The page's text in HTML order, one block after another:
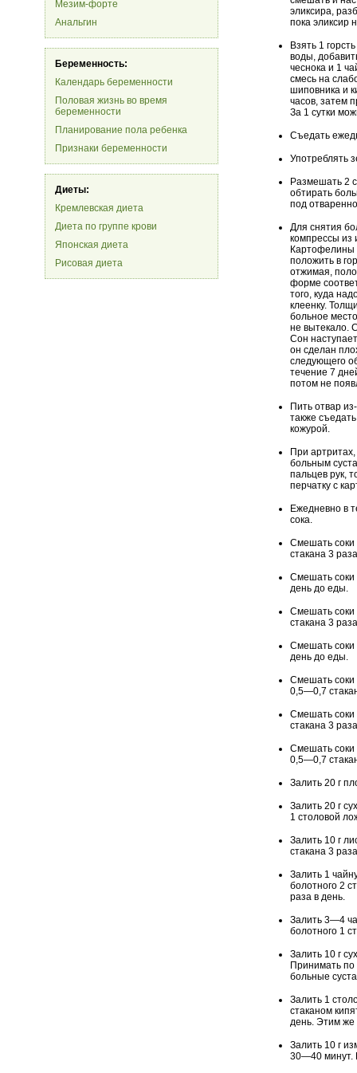
Мезим-форте
Анальгин
Беременность:
Календарь беременности
Половая жизнь во время
беременности
Планирование пола ребенка
Признаки беременности
Диеты:
Кремлевская диета
Диета по группе крови
Японская диета
Рисовая диета
эликсира,
пока эликсир
Взять 1
воды,
чеснока и 1
смесь на
шиповника и
часов, затем
За 1 сутки
Съедать
Употреблять
Размешать 2
обтирать
под
Для снятия
компрессы из
Картофелины
положить в
отжимая,
форме
того, куда
клеенку.
больное
не вытекало.
Сон
он сделан
следующего
течение 7
потом не
Пить отвар
также
кожурой.
При
больным
пальцев рук,
перчатку с
Ежедневно в
сока.
Смешать соки
стакана 3
Смешать соки
день до еды.
Смешать соки
стакана 3
Смешать соки
день до еды.
Смешать соки
0,5—0,7
Смешать соки
стакана 3
Смешать соки
0,5—0,7
Залить 20 г
Залить 20 г
1 столовой
Залить 10 г
стакана 3
Залить 1
болотного 2
раза в день.
Залить 3—4
болотного 1
Залить 10 г
Принимать
больные
Залить 1
стаканом
день. Этим же
Залить 10 г
30—40 минут.